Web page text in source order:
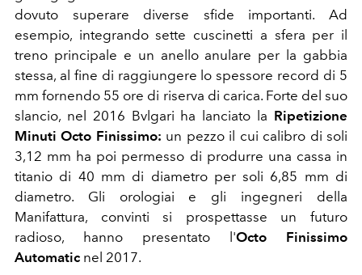
dovuto superare diverse sfide importanti. Ad
esempio, integrando sette cuscinetti a sfera per il
treno principale e un anello anulare per la gabbia
stessa, al fine di raggiungere lo spessore record di 5
mm fornendo 55 ore di riserva di carica. Forte del suo
slancio, nel 2016 Bvlgari ha lanciato la Ripetizione
Minuti Octo Finissimo: un pezzo il cui calibro di soli
3,12 mm ha poi permesso di produrre una cassa in
titanio di 40 mm di diametro per soli 6,85 mm di
diametro. Gli orologiai e gli ingegneri della
Manifattura, convinti si prospettasse un futuro
radioso, hanno presentato l'Octo Finissimo
Automatic nel 2017.